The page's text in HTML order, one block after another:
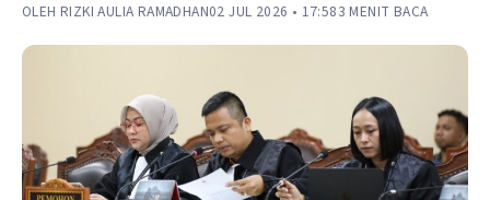
OLEH RIZKI AULIA RAMADHAN02 JUL 2026 • 17:583 MENIT BACA